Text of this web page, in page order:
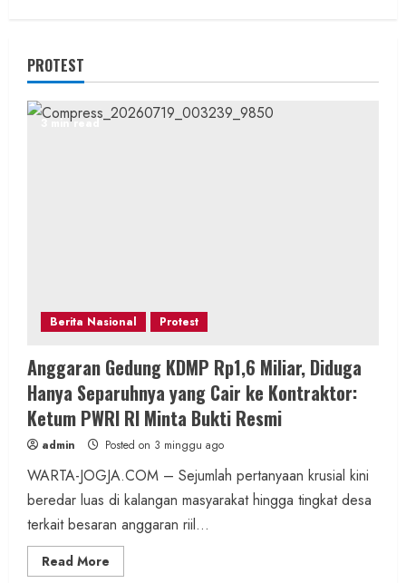
PROTEST
3 min read
Berita Nasional Protest
Anggaran Gedung KDMP Rp1,6 Miliar, Diduga
Hanya Separuhnya yang Cair ke Kontraktor:
Ketum PWRI RI Minta Bukti Resmi
admin Posted on 3 minggu ago
WARTA-JOGJA.COM – Sejumlah pertanyaan krusial kini
beredar luas di kalangan masyarakat hingga tingkat desa
terkait besaran anggaran riil...
Read More
more